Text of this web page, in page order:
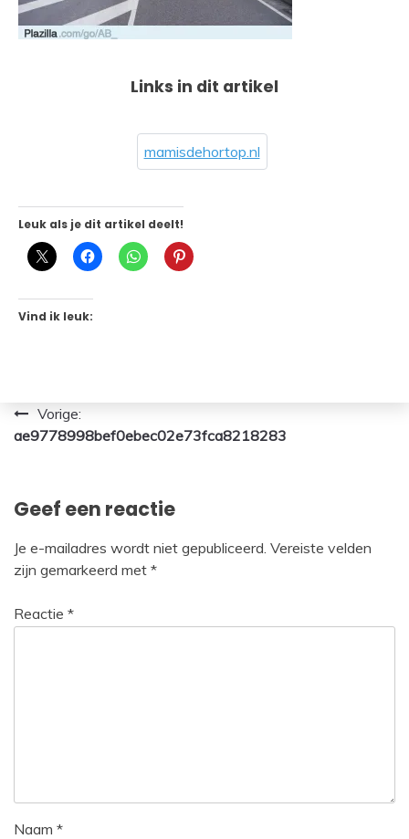
Links in dit artikel
mamisdehortop.nl
Leuk als je dit artikel deelt!
Vind ik leuk:
Bericht
navigatie
Vorige:
ae9778998bef0ebec02e73fca8218283
Geef een reactie
Je e-mailadres wordt niet gepubliceerd. Vereiste velden
zijn gemarkeerd met *
Reactie *
Naam *